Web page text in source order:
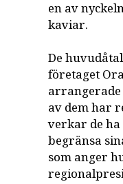
en av
kaviar.
De
företaget
av dem har
verkar de
begränsa
som anger